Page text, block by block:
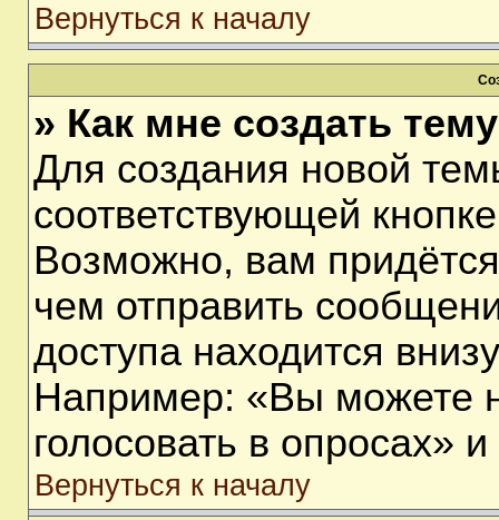
Вернуться к началу
» Как мне создать
Для создания новой
соответствующей
Возможно, вам
чем отправить
доступа находится
Например: «Вы можете
голосовать в опросах» и
Вернуться к началу